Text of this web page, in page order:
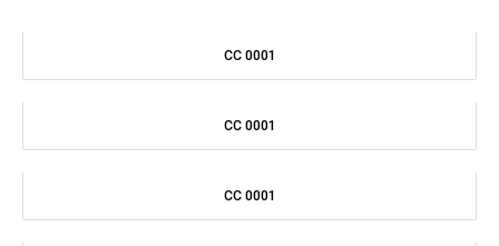
CC 0001
CC 0001
CC 0001